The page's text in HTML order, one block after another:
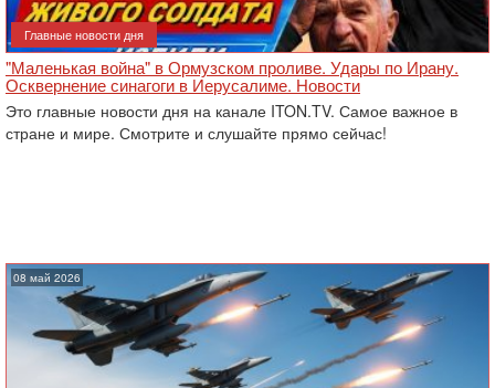
Главные новости дня
"Маленькая война" в Ормузском проливе. Удары по Ирану.
Осквернение синагоги в Иерусалиме. Новости
Это главные новости дня на канале ITON.TV. Самое важное в
стране и мире. Смотрите и слушайте прямо сейчас!
08 май 2026